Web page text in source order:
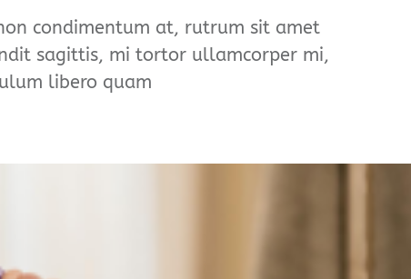
condimentum at, rutrum sit amet
sagittis, mi tortor ullamcorper mi,
libero quam